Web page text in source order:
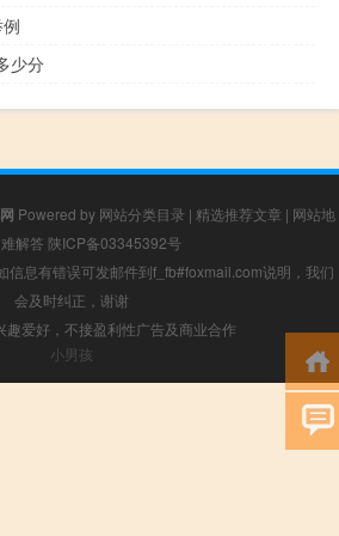
少分
Powered by 网站分类目录 | 精选推荐文章 | 网站地
解答 陕ICP备03345392号
信息有错误可发邮件到f_fb#foxmail.com说明，我们
会及时纠正，谢谢
趣爱好，不接盈利性广告及商业合作
小男孩